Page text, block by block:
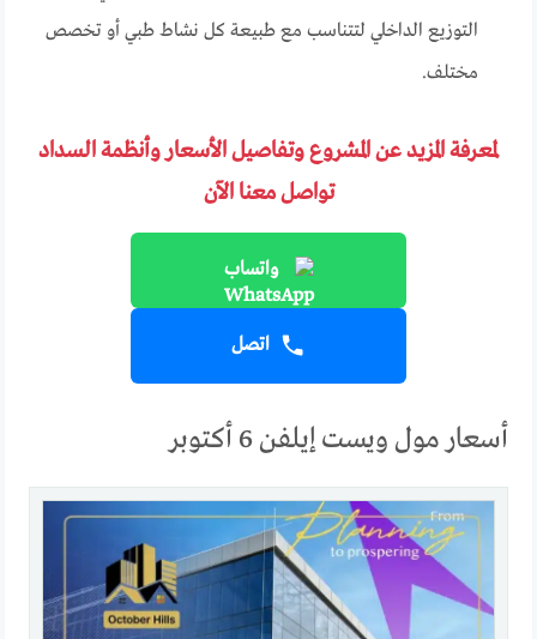
التوزيع الداخلي لتتناسب مع طبيعة كل نشاط طبي أو تخصص
مختلف.
لمعرفة المزيد عن المشروع وتفاصيل الأسعار وأنظمة السداد
تواصل معنا الآن
واتساب
اتصل
أسعار مول ويست إيلفن 6 أكتوبر